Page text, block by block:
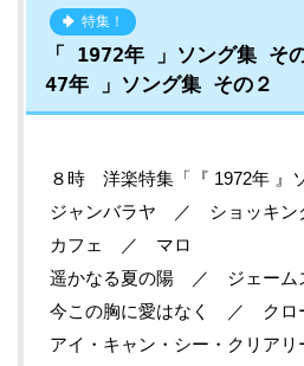
特集！
「 1972年 」ソング集 そ
47年 」ソング集 その２
８時 洋楽特集「『 1972年 』
ジャンバラヤ ／ ショッキン
カフェ ／ マロ
遥かなる夏の陽 ／ ジェーム
今この胸に愛はなく ／ クロ
アイ・キャン・シー・クリア